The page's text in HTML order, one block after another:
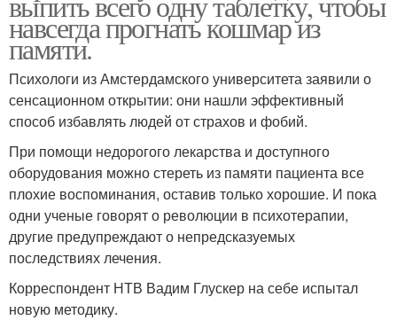
навсегда прогнать кошмар из
памяти.
Психологи из Амстердамского университета заявили о
сенсационном открытии: они нашли эффективный
способ избавлять людей от страхов и фобий.
При помощи недорогого лекарства и доступного
оборудования можно стереть из памяти пациента все
плохие воспоминания, оставив только хорошие. И пока
одни ученые говорят о революции в психотерапии,
другие предупреждают о непредсказуемых
последствиях лечения.
Корреспондент НТВ Вадим Глускер на себе испытал
новую методику.